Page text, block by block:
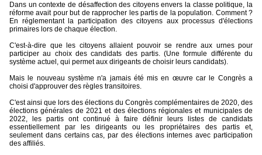
Dans un contexte de désaffection des citoyens envers la classe politique, la
réforme avait pour but de rapprocher les partis de la population. Comment ?
En réglementant la participation des citoyens aux processus d'élections
primaires lors de chaque élection.
C'est-à-dire que les citoyens allaient pouvoir se rendre aux urnes pour
participer au choix des candidats des partis. (Une formule différente du
système actuel, qui permet aux dirigeants de choisir leurs candidats).
Mais le nouveau système n'a jamais été mis en œuvre car le Congrès a
choisi d'approuver des règles transitoires.
C'est ainsi que lors des élections du Congrès complémentaires de 2020, des
élections générales de 2021 et des élections régionales et municipales de
2022, les partis ont continué à faire définir leurs listes de candidats
essentiellement par les dirigeants ou les propriétaires des partis et,
seulement dans certains cas, par des élections internes avec participation
des affiliés.